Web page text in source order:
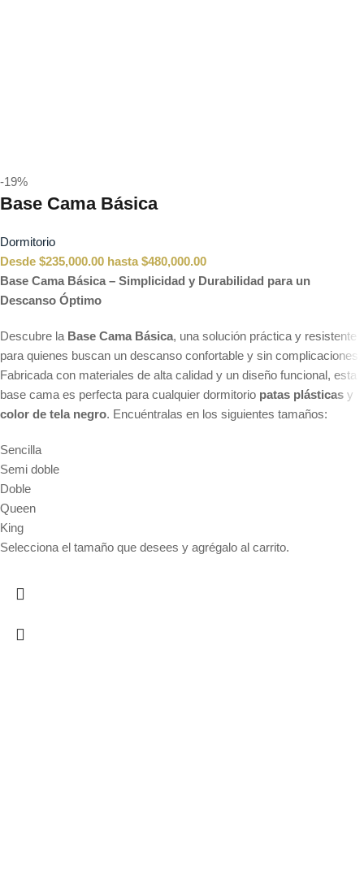
-19%
Base Cama Básica
Dormitorio
Desde $235,000.00 hasta$480,000.00
Base Cama Básica – Simplicidad y Durabilidad para un
Descanso Óptimo
Descubre la Base Cama Básica, una solución práctica y resistente
para quienes buscan un descanso confortable y sin complicaciones.
Fabricada con materiales de alta calidad y un diseño funcional, esta
base cama es perfecta para cualquier dormitorio patas plásticas y
color de tela negro. Encuéntralas en los siguientes tamaños:
Sencilla
Semi doble
Doble
Queen
King
Selecciona el tamaño que desees y agrégalo al carrito.